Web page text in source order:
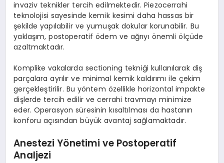
invaziv teknikler tercih edilmektedir. Piezocerrahi
teknolojisi sayesinde kemik kesimi daha hassas bir
şekilde yapılabilir ve yumuşak dokular korunabilir. Bu
yaklaşım, postoperatif ödem ve ağrıyı önemli ölçüde
azaltmaktadır.
Komplike vakalarda sectioning tekniği kullanılarak diş
parçalara ayrılır ve minimal kemik kaldırımı ile çekim
gerçekleştirilir. Bu yöntem özellikle horizontal impakte
dişlerde tercih edilir ve cerrahi travmayı minimize
eder. Operasyon süresinin kısaltılması da hastanın
konforu açısından büyük avantaj sağlamaktadır.
Anestezi Yönetimi ve Postoperatif
Analjezi